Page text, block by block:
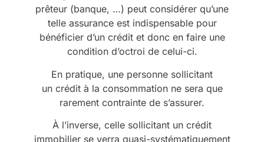
prêteur (banque, …) peut considérer qu’une
telle assurance est indispensable pour
bénéficier d’un crédit et donc en faire une
condition d’octroi de celui-ci.
En pratique, une personne sollicitant
un crédit à la consommation ne sera que
rarement contrainte de s’assurer.
À l’inverse, celle sollicitant un crédit
immobilier se verra quasi-systématiquement